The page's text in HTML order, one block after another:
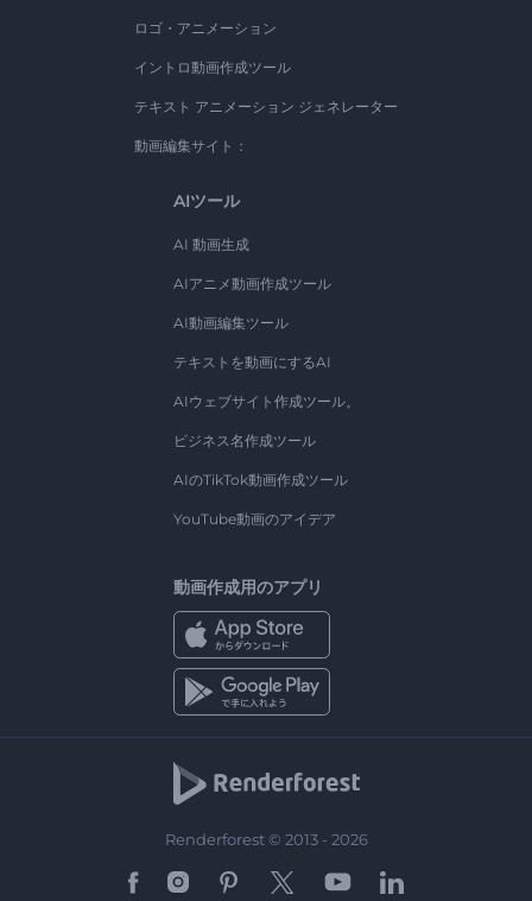
ロゴ・アニメーション
イントロ動画作成ツール
テキスト アニメーション ジェネレーター
動画編集サイト：
AIツール
AI 動画生成
AIアニメ動画作成ツール
AI動画編集ツール
テキストを動画にするAI
AIウェブサイト作成ツール。
ビジネス名作成ツール
AIのTikTok動画作成ツール
YouTube動画のアイデア
動画作成用のアプリ
Renderforest © 2013 - 2026